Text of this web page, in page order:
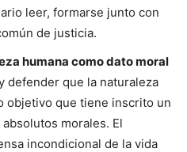
leer, formarse junto con
de justicia.
humana como dato moral
defender que la naturaleza
objetivo que tiene inscrito un
morales. El
incondicional de la vida